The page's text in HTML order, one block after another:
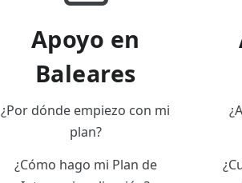
Apoyo en
Baleares
¿Por dónde empiezo con mi
plan?
¿Cómo hago mi Plan de